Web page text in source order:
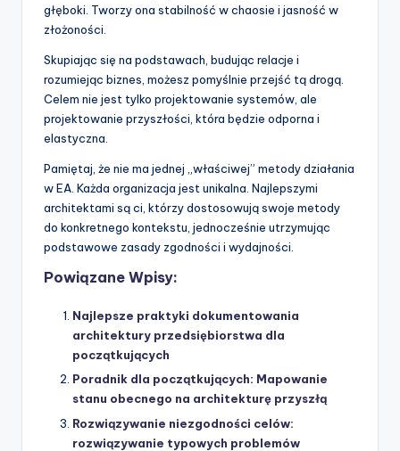
głęboki. Tworzy ona stabilność w chaosie i jasność w
złożoności.
Skupiając się na podstawach, budując relacje i
rozumiejąc biznes, możesz pomyślnie przejść tą drogą.
Celem nie jest tylko projektowanie systemów, ale
projektowanie przyszłości, która będzie odporna i
elastyczna.
Pamiętaj, że nie ma jednej „właściwej” metody działania
w EA. Każda organizacja jest unikalna. Najlepszymi
architektami są ci, którzy dostosowują swoje metody
do konkretnego kontekstu, jednocześnie utrzymując
podstawowe zasady zgodności i wydajności.
Powiązane Wpisy:
Najlepsze praktyki dokumentowania
architektury przedsiębiorstwa dla
początkujących
Poradnik dla początkujących: Mapowanie
stanu obecnego na architekturę przyszłą
Rozwiązywanie niezgodności celów:
rozwiązywanie typowych problemów